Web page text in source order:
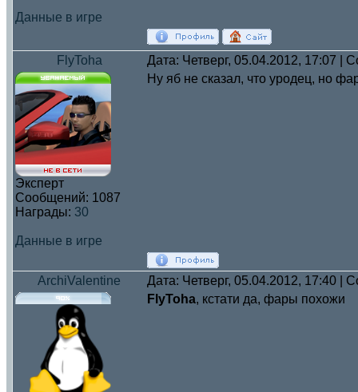
Данные в игре
FlyToha Дата: Четверг, 05.04.2012, 17:07 |
Эксперт
Сообщений: 1087
Награды: 30
Данные в игре
Ну яб не сказал, что уродец, но
ArchiValentine Дата: Четверг, 05.04.2012, 17:40 |
FlyToha, кстати да, фары похожи